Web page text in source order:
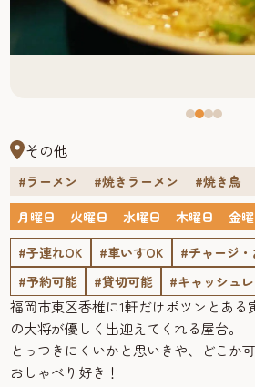
その他
#ラーメン #焼きラーメン #焼き鳥
月曜日
火曜日 水曜日 木曜日 金
#子連れOK
#車いすOK
#チャージ
#予約可能
#貸切可能 #キャッシュ
福岡市東区香椎に1軒だけポツンとある
の大将が優しく出迎えてくれる屋台。
とっつきにくいかと思いきや、どこか
おしゃべり好き！